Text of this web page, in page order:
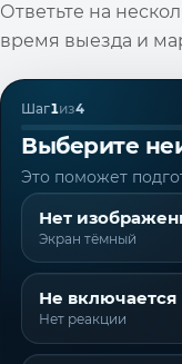
Ответьте на
время выезда и
Шаг1из4
Выберите
Это поможет
Нет
Экран тёмный
Не включается
Нет реакции